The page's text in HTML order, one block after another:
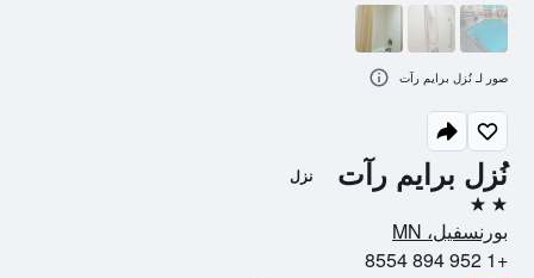
نُزل برايم رآت نزل
2 نجمتين
بورنسفيل، MN
+1 952 894 8554
صور لـ نُزل برايم رآت